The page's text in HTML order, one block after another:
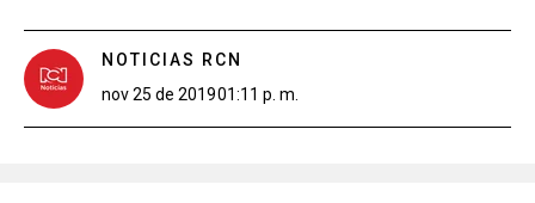
NOTICIAS RCN
nov 25 de 201901:11 p. m.